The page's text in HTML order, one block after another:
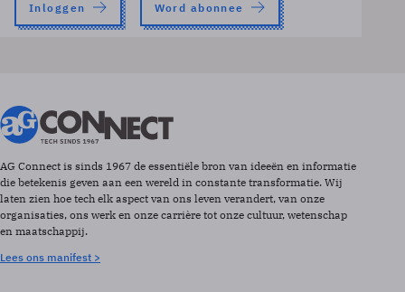
Inloggen Word abonnee
AG Connect is sinds 1967 de essentiële bron van ideeën en informatie
die betekenis geven aan een wereld in constante transformatie. Wij
laten zien hoe tech elk aspect van ons leven verandert, van onze
organisaties, ons werk en onze carrière tot onze cultuur, wetenschap
en maatschappij.
Lees ons manifest >